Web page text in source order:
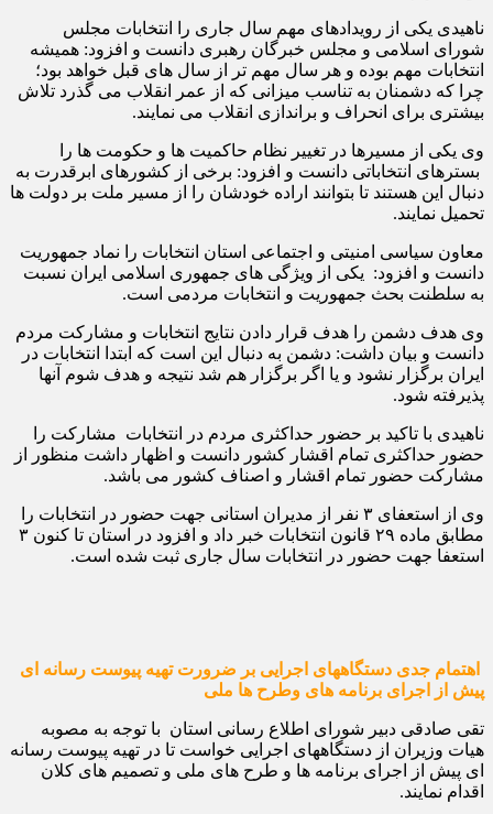
ناهیدی یکی از رویدادهای مهم سال جاری را انتخابات مجلس
شورای اسلامی و مجلس خبرگان رهبری دانست و افزود: همیشه
انتخابات مهم بوده و هر سال مهم تر از سال های قبل خواهد بود؛
چرا که دشمنان به تناسب میزانی که از عمر انقلاب می گذرد تلاش
بیشتری برای انحراف و براندازی انقلاب می نمایند.
وی یکی از مسیرها‌ در تغییر نظام حاکمیت ها و حکومت ها را
بسترهای انتخاباتی دانست و افزود: برخی از کشورهای ابرقدرت به
دنبال این هستند تا بتوانند اراده خودشان را از مسیر ملت بر دولت ها
تحمیل نمایند.
معاون سیاسی امنیتی و اجتماعی استان انتخابات را نماد جمهوریت
دانست و افزود: یکی از ویژگی های جمهوری اسلامی ایران نسبت
به سلطنت بحث جمهوریت و انتخابات مردمی است.
وی هدف دشمن را هدف قرار دادن نتایج انتخابات و مشارکت مردم
دانست و بیان داشت: دشمن به دنبال این است که ابتدا انتخابات در
ایران برگزار نشود و یا اگر برگزار هم شد نتیجه و هدف شوم آنها
پذیرفته شود.
ناهیدی با تاکید بر حضور حداکثری مردم در انتخابات مشارکت را
حضور حداکثری تمام اقشار کشور دانست و اظهار داشت منظور از
مشارکت حضور تمام اقشار و اصناف کشور می باشد.
وی از استعفای ۳ نفر از مدیران استانی جهت حضور در انتخابات را
مطابق ماده ۲۹ قانون انتخابات خبر داد و افزود در استان تا کنون ۳
استعفا جهت حضور در انتخابات سال جاری ثبت شده است.
اهتمام جدی دستگاههای اجرایی بر ضرورت تهیه پیوست رسانه ای
پیش از اجرای برنامه های وطرح ها ملی
تقی صادقی دبیر شورای اطلاع رسانی استان با توجه به مصوبه
هیات وزیران از دستگاههای اجرایی خواست تا در تهیه پیوست رسانه
ای پیش از اجرای برنامه ها و طرح های ملی و تصمیم های کلان
اقدام نمایند.